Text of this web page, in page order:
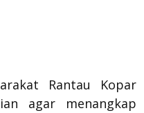
Rantau Kopar
agar menangkap